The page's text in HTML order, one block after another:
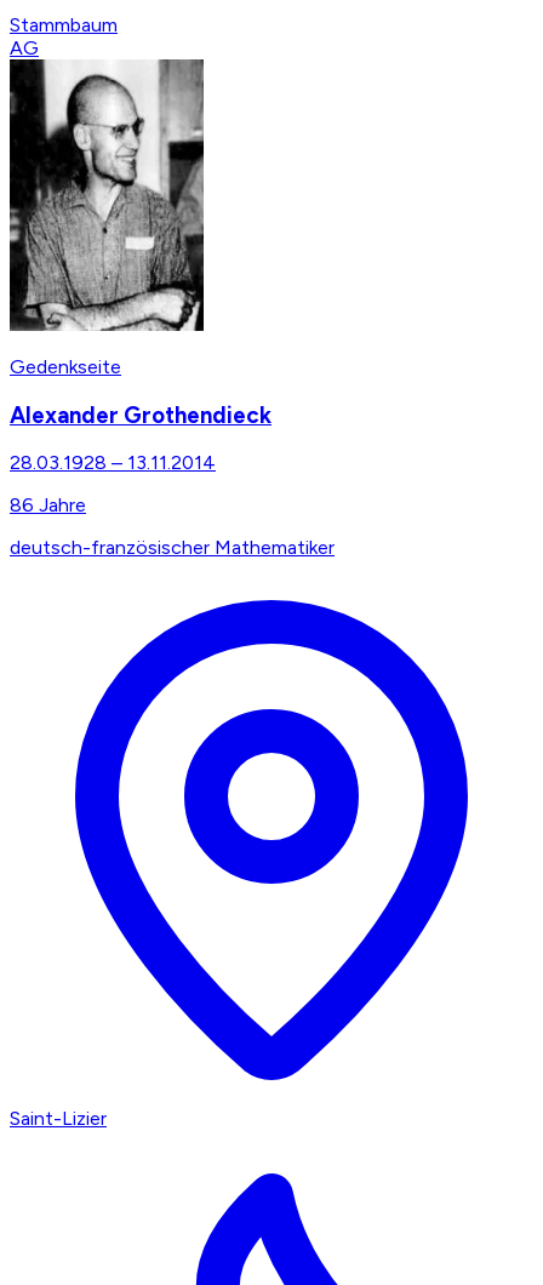
Stammbaum
AG
Gedenkseite
Alexander Grothendieck
28.03.1928 – 13.11.2014
86 Jahre
deutsch-französischer Mathematiker
Saint-Lizier